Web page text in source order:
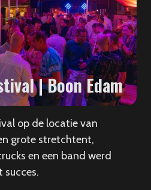
| Boon Edam
op de locatie van
grote stretchtent,
en een band werd
succes.